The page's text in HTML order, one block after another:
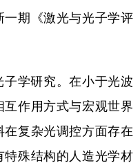
日本語 한국어
期《激光与光子学评
学研究。在小于光波
作用方式与宏观世界
复杂光调控方面存在
特殊结构的人造光学材